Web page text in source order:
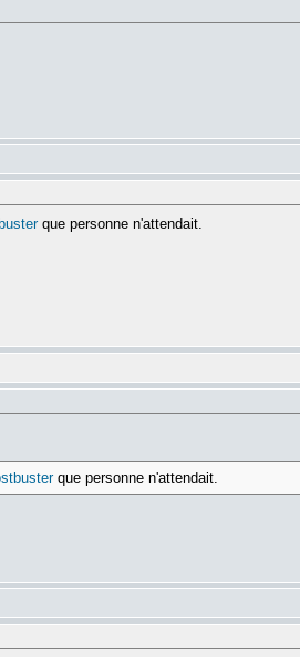
que personne n'attendait.
que personne n'attendait.